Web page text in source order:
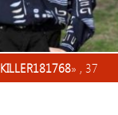
KILLER181768» , 37